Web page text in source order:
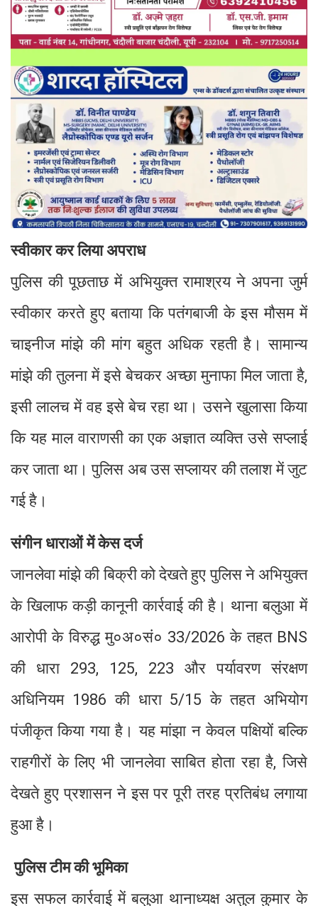
स्वीकार कर लिया अपराध
पुलिस की पूछताछ में अभियुक्त रामाश्रय ने अपना जुर्म
स्वीकार करते हुए बताया कि पतंगबाजी के इस मौसम में
चाइनीज मांझे की मांग बहुत अधिक रहती है। सामान्य
मांझे की तुलना में इसे बेचकर अच्छा मुनाफा मिल जाता है,
इसी लालच में वह इसे बेच रहा था। उसने खुलासा किया
कि यह माल वाराणसी का एक अज्ञात व्यक्ति उसे सप्लाई
कर जाता था। पुलिस अब उस सप्लायर की तलाश में जुट
गई है।
संगीन धाराओं में केस दर्ज
जानलेवा मांझे की बिक्री को देखते हुए पुलिस ने अभियुक्त
के खिलाफ कड़ी कानूनी कार्रवाई की है। थाना बलुआ में
आरोपी के विरुद्ध मु०अ०सं० 33/2026 के तहत BNS
की धारा 293, 125, 223 और पर्यावरण संरक्षण
अधिनियम 1986 की धारा 5/15 के तहत अभियोग
पंजीकृत किया गया है। यह मांझा न केवल पक्षियों बल्कि
राहगीरों के लिए भी जानलेवा साबित होता रहा है, जिसे
देखते हुए प्रशासन ने इस पर पूरी तरह प्रतिबंध लगाया
हुआ है।
पुलिस टीम की भूमिका
इस सफल कार्रवाई में बलुआ थानाध्यक्ष अतुल कुमार के